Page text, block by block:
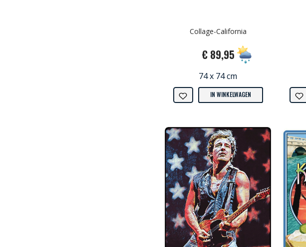
Collage-California
€ 89,95
74 x 74 cm
IN WINKELWAGEN